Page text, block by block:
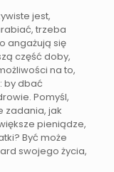
jest,
trzeba
angażują się
część doby,
na to,
by dbać
Pomyśl,
zadania, jak
pieniądze,
Być może
swojego życia,